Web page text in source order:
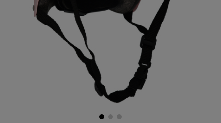
ΓΙΑ ΤΗΝ ΒΟΛΤΑ
ΓΙΑ ΤΟ ΑΥΤΟΚΙΝΗΤΟ
ΓΙΑ ΤΗΝ ΥΓΙΕΙΝΉ & ΤΟ